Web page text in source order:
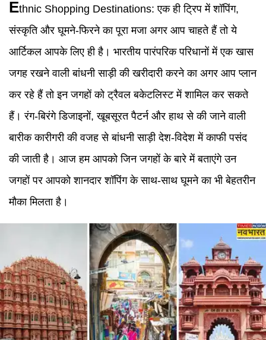
Ethnic Shopping Destinations:एक ही ट्रिप में शॉपिंग,
संस्कृति और घूमने-फिरने का पूरा मजा अगर आप चाहते हैं तो ये
आर्टिकल आपके लिए ही है। भारतीय पारंपरिक परिधानों में एक खास
जगह रखने वाली बांधनी साड़ी की खरीदारी करने का अगर आप प्लान
कर रहे हैं तो इन जगहों को ट्रैवल बकेटलिस्ट में शामिल कर सकते
हैं। रंग-बिरंगे डिजाइनों, खूबसूरत पैटर्न और हाथ से की जाने वाली
बारीक कारीगरी की वजह से बांधनी साड़ी देश-विदेश में काफी पसंद
की जाती है। आज हम आपको जिन जगहों के बारे में बताएंगे उन
जगहों पर आपको शानदार शॉपिंग के साथ-साथ घूमने का भी बेहतरीन
मौका मिलता है।